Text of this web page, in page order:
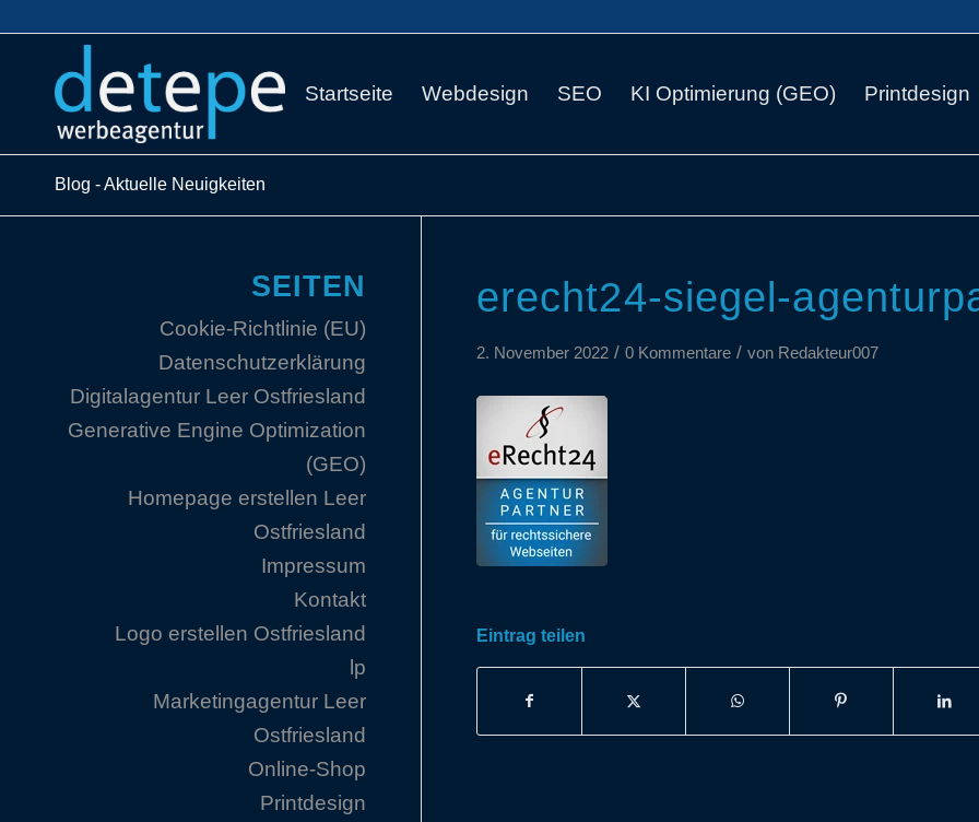
Startseite Webdesign SEO KI Optimierung (GEO) Printdesign
Blog - Aktuelle Neuigkeiten
erecht24-siegel-
2. November 2022 / 0 Kommentare / von Redakteur007
Eintrag teilen
SEITEN
Cookie-Richtlinie (EU)
Datenschutzerklärung
Digitalagentur Leer Ostfriesland
Generative Engine Optimization
(GEO)
Homepage erstellen Leer
Ostfriesland
Impressum
Kontakt
Logo erstellen Ostfriesland
lp
Marketingagentur Leer
Ostfriesland
Online-Shop
Printdesign